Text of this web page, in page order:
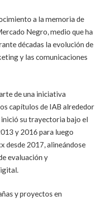
a la memoria de
Negro, medio que ha
décadas la evolución de
y las comunicaciones
de una iniciativa
capítulos de IAB alrededor
inició su trayectoria bajo el
y 2016 para luego
desde 2017, alineándose
evaluación y
y proyectos en